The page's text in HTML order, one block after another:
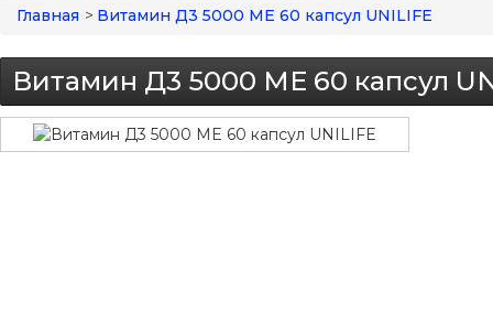
Главная > Витамин Д3 5000 ME 60 капсул UNILIFE
Витамин Д3 5000 ME 60 капсул